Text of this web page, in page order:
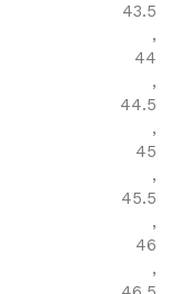
43.5
,
44
,
44.5
,
45
,
45.5
,
46
,